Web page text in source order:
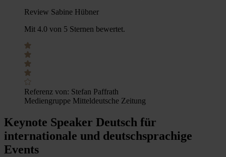
Review Sabine Hübner
Mit 4.0 von 5 Sternen bewertet.
Referenz von: Stefan Paffrath
Mediengruppe Mitteldeutsche Zeitung
Keynote Speaker Deutsch für
internationale und deutschsprachige
Events